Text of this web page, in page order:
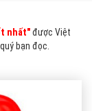
nhất"được Việt
bạn đọc.